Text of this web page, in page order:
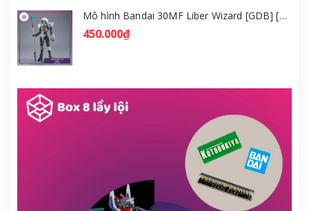
Mô hình Bandai 30MF Liber Wizard [GDB] [30MF]
450.000₫